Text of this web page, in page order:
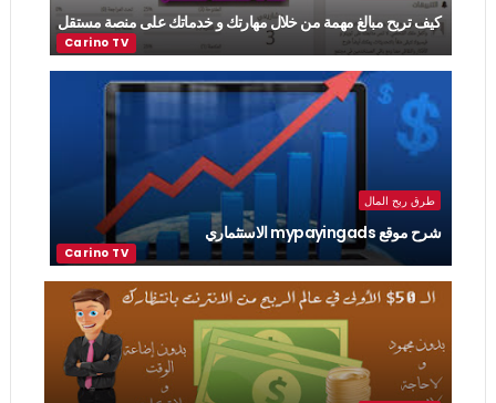
كيف تربح مبالغ مهمة من خلال مهارتك و خدماتك على منصة مستقل
طرق ربح المال
شرح موقع mypayingads الاستثماري